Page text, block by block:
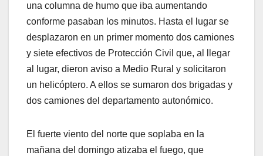
una columna de humo que iba aumentando
conforme pasaban los minutos. Hasta el lugar se
desplazaron en un primer momento dos camiones
y siete efectivos de Protección Civil que, al llegar
al lugar, dieron aviso a Medio Rural y solicitaron
un helicóptero. A ellos se sumaron dos brigadas y
dos camiones del departamento autonómico.
El fuerte viento del norte que soplaba en la
mañana del domingo atizaba el fuego, que